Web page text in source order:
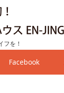
フを！
Facebook